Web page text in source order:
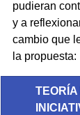
pudieran
y a
cambio que
la propuesta: